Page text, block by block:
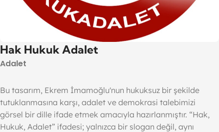
Hak Hukuk Adalet
Adalet
Bu tasarım, Ekrem İmamoğlu'nun hukuksuz bir şekilde
tutuklanmasına karşı, adalet ve demokrasi talebimizi
görsel bir dille ifade etmek amacıyla hazırlanmıştır. “Hak,
Hukuk, Adalet” ifadesi; yalnızca bir slogan değil, aynı